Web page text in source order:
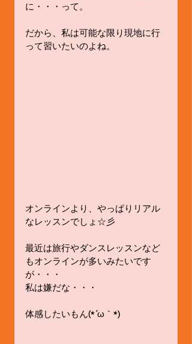
に・・・って。
だから、私は可能な限り現地に行
って習いたいのよね。
オンラインより、やっぱりリアル
なレッスンでしょ☆彡
最近は旅行やダンスレッスンなど
もオンラインが多いみたいです
が・・・
私は嫌だな・・・
体感したいもん(*´ω｀*)